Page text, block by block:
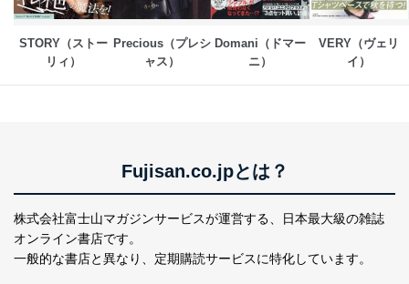
STORY（ストー
リィ）
Precious（プレシ
ャス）
Domani（ドマー
ニ）
VERY（ヴェリ
イ）
Fujisan.co.jpとは？
株式会社富士山マガジンサービスが運営する、
日本最大級の雑誌
オンライン書店です。
一般的な書店と異なり、 定期購読サービスに特化しています。